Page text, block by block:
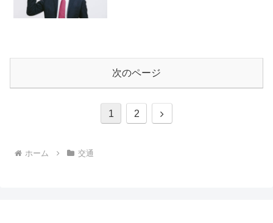
次のページ
1 2
次
ホーム 交通